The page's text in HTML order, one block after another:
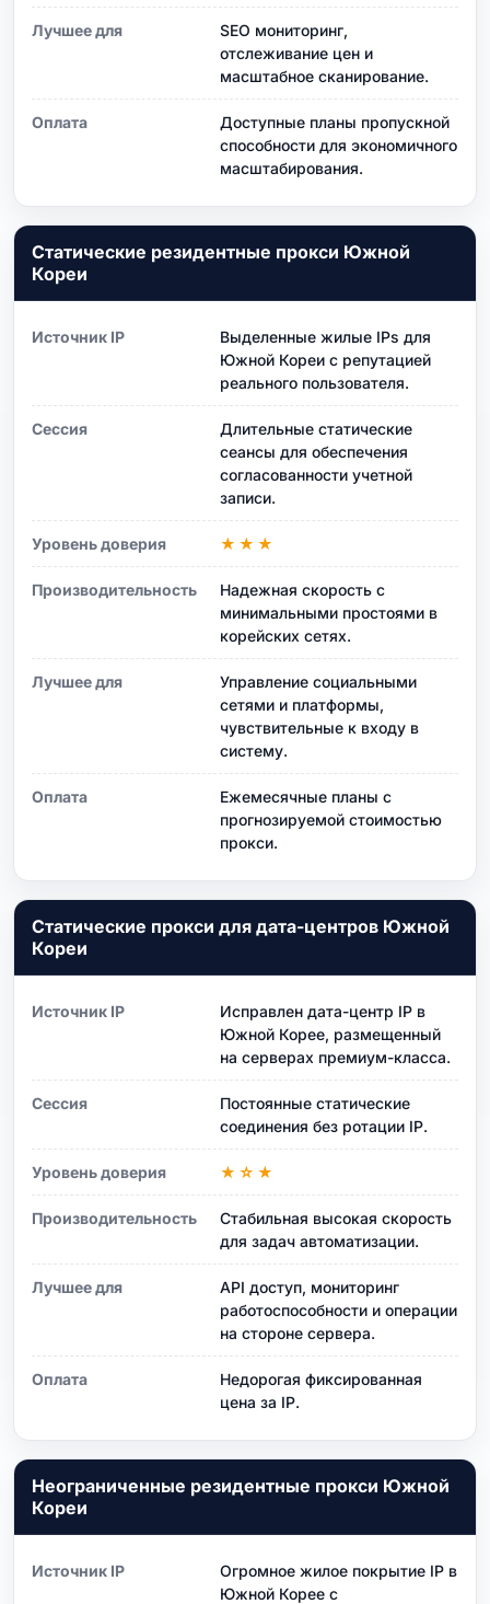
Лучшее для
SEO мониторинг,
отслеживание цен и
масштабное сканирование.
Оплата
Доступные планы пропускной
способности для экономичного
масштабирования.
Статические резидентные прокси Южной
Кореи
Источник IP
Выделенные жилые IPs для
Южной Кореи с репутацией
реального пользователя.
Сессия
Длительные статические
сеансы для обеспечения
согласованности учетной
записи.
Уровень доверия ★★★
Производительность
Надежная скорость с
минимальными простоями в
корейских сетях.
Лучшее для
Управление социальными
сетями и платформы,
чувствительные к входу в
систему.
Оплата
Ежемесячные планы с
прогнозируемой стоимостью
прокси.
Статические прокси для дата-центров Южной
Кореи
Источник IP
Исправлен дата-центр IP в
Южной Корее, размещенный
на серверах премиум-класса.
Сессия
Постоянные статические
соединения без ротации IP.
Уровень доверия ★☆★
Производительность
Стабильная высокая скорость
для задач автоматизации.
Лучшее для
API доступ, мониторинг
работоспособности и операции
на стороне сервера.
Оплата
Недорогая фиксированная
цена за IP.
Неограниченные резидентные прокси Южной
Кореи
Источник IP
Огромное жилое покрытие IP в
Южной Корее с